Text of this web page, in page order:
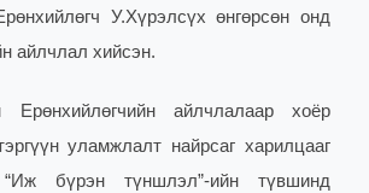
У.Хүрэлсүх өнгөрсөн онд
айлчлал хийсэн.
айлчлалаар хоёр
уламжлалт найрсаг харилцааг
бүрэн түншлэл”-ийн түвшинд